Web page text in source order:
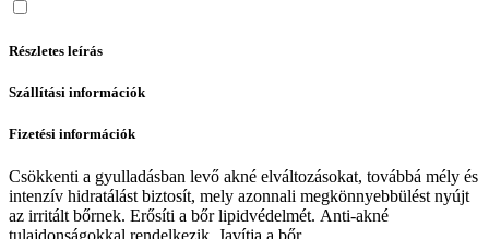
Részletes leírás
Szállítási információk
Fizetési információk
Csökkenti a gyulladásban levő akné elváltozásokat, továbbá mély és
intenzív hidratálást biztosít, mely azonnali megkönnyebbülést nyújt
az irritált bőrnek. Erősíti a bőr lipidvédelmét. Anti-akné